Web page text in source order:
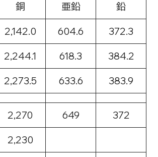
銅 亜鉛 鉛
2,142.0 604.6 372.3
2,244.1 618.3 384.2
2,273.5 633.6 383.9
2,270 649 372
2,230